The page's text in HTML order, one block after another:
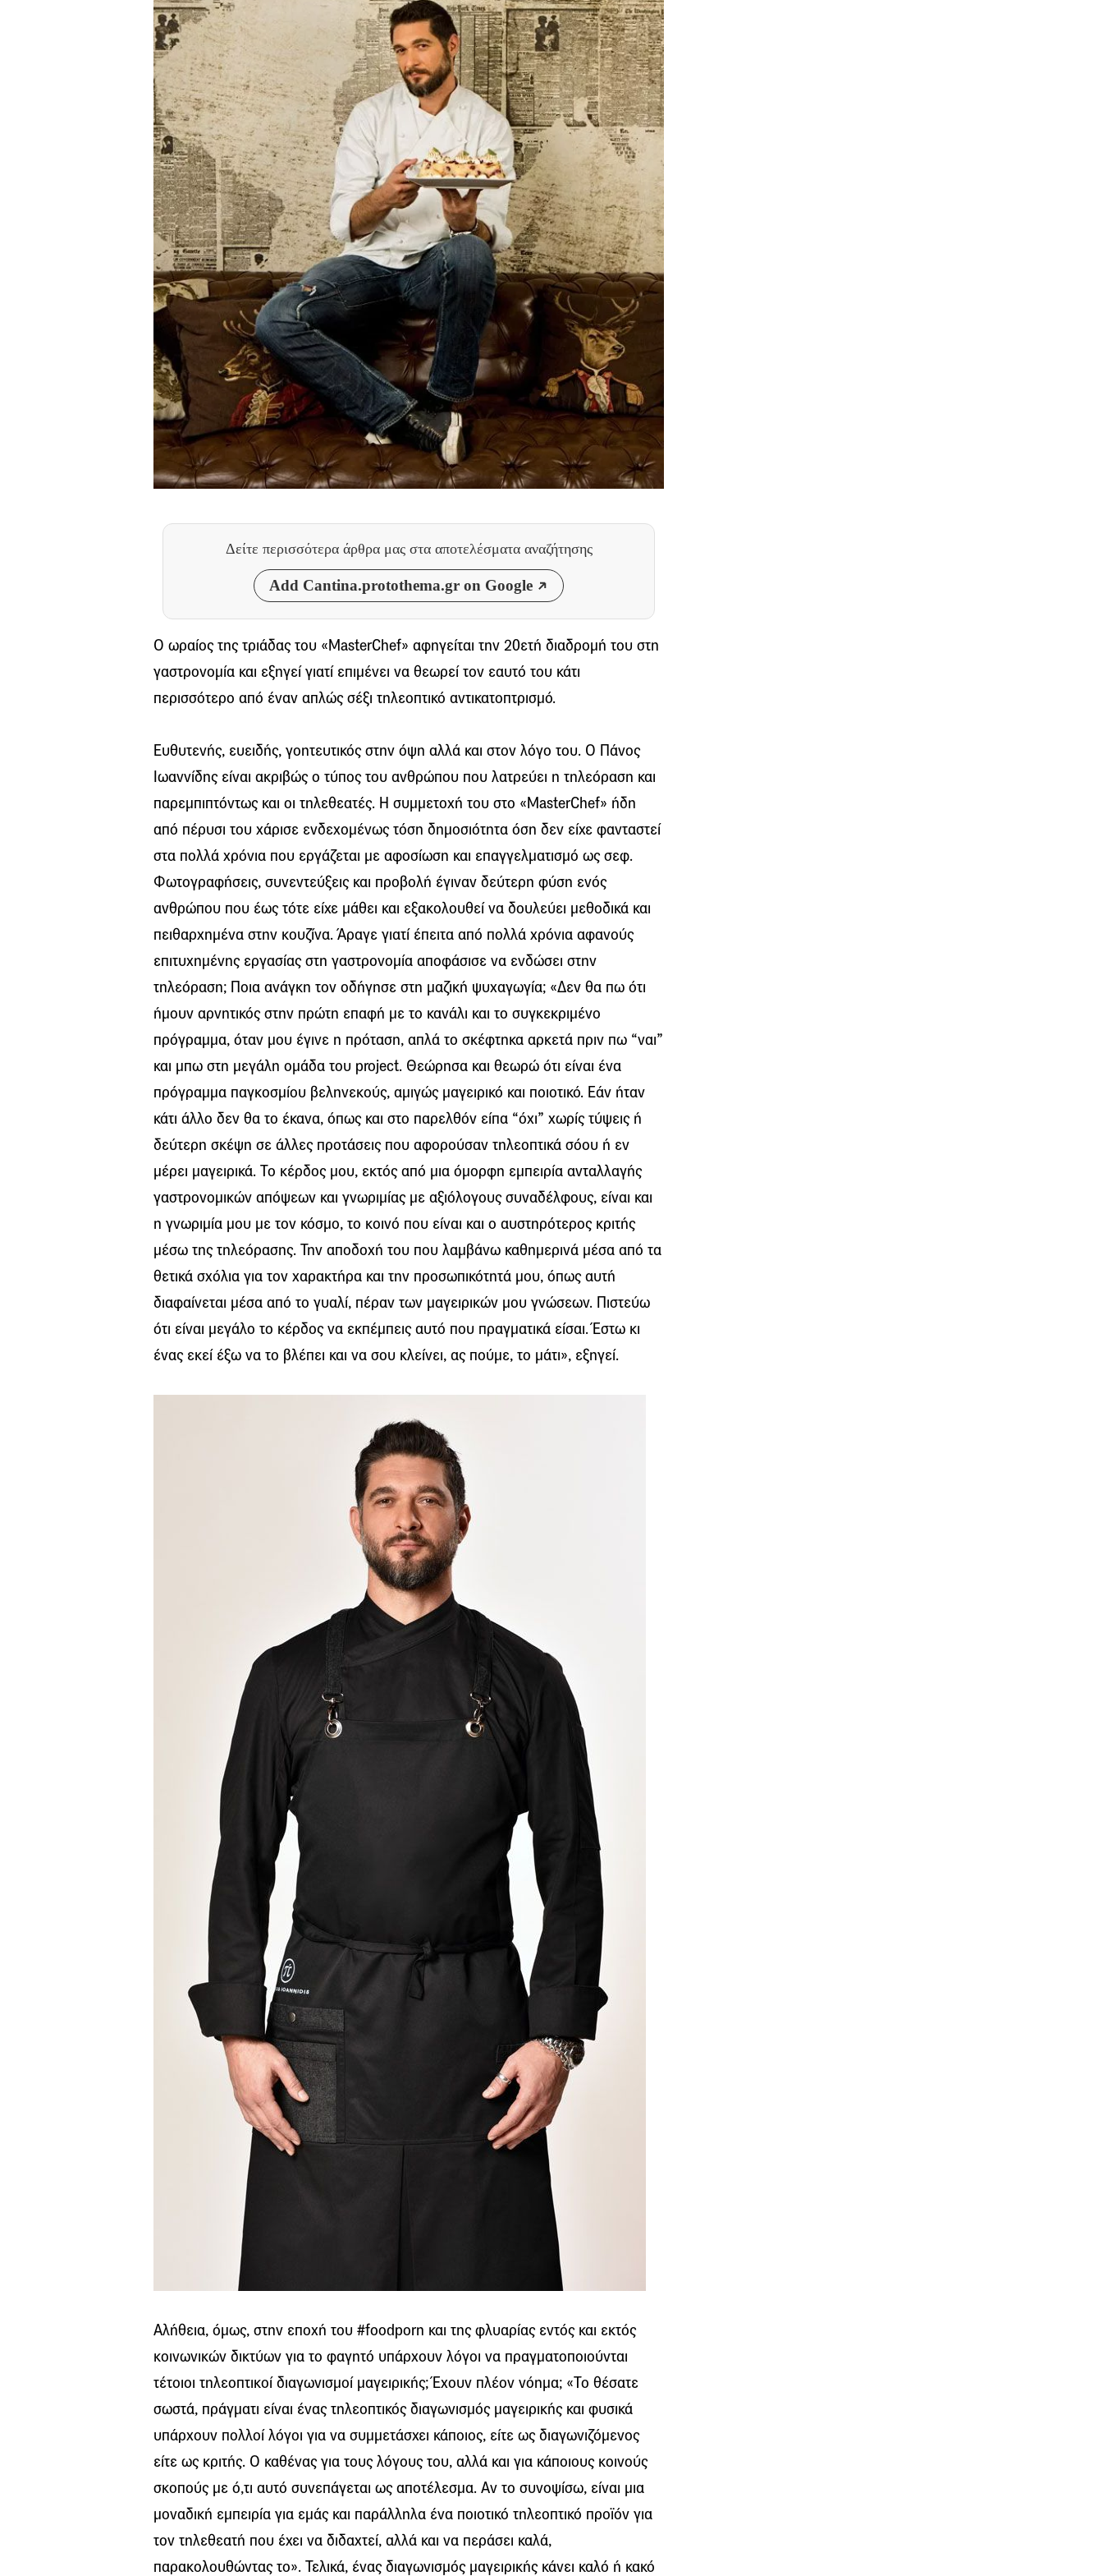
Δείτε περισσότερα άρθρα μας στα αποτελέσματα αναζήτησης
Add Cantina.protothema.gr on Google
Ο ωραίος της τριάδας του «MasterChef» αφηγείται την 20ετή διαδρομή του στη
γαστρονομία και εξηγεί γιατί επιμένει να θεωρεί τον εαυτό του κάτι
περισσότερο από έναν απλώς σέξι τηλεοπτικό αντικατοπτρισμό.
Ευθυτενής, ευειδής, γοητευτικός στην όψη αλλά και στον λόγο του. Ο Πάνος
Ιωαννίδης είναι ακριβώς ο τύπος του ανθρώπου που λατρεύει η τηλεόραση και
παρεμπιπτόντως και οι τηλεθεατές. Η συμμετοχή του στο «MasterChef» ήδη
από πέρυσι του χάρισε ενδεχομένως τόση δημοσιότητα όση δεν είχε φανταστεί
στα πολλά χρόνια που εργάζεται με αφοσίωση και επαγγελματισμό ως σεφ.
Φωτογραφήσεις, συνεντεύξεις και προβολή έγιναν δεύτερη φύση ενός
ανθρώπου που έως τότε είχε μάθει και εξακολουθεί να δουλεύει μεθοδικά και
πειθαρχημένα στην κουζίνα. Άραγε γιατί έπειτα από πολλά χρόνια αφανούς
επιτυχημένης εργασίας στη γαστρονομία αποφάσισε να ενδώσει στην
τηλεόραση; Ποια ανάγκη τον οδήγησε στη μαζική ψυχαγωγία; «Δεν θα πω ότι
ήμουν αρνητικός στην πρώτη επαφή με το κανάλι και το συγκεκριμένο
πρόγραμμα, όταν μου έγινε η πρόταση, απλά το σκέφτηκα αρκετά πριν πω “ναι”
και μπω στη μεγάλη ομάδα του project. Θεώρησα και θεωρώ ότι είναι ένα
πρόγραμμα παγκοσμίου βεληνεκούς, αμιγώς μαγειρικό και ποιοτικό. Εάν ήταν
κάτι άλλο δεν θα το έκανα, όπως και στο παρελθόν είπα “όχι” χωρίς τύψεις ή
δεύτερη σκέψη σε άλλες προτάσεις που αφορούσαν τηλεοπτικά σόου ή εν
μέρει μαγειρικά. Το κέρδος μου, εκτός από μια όμορφη εμπειρία ανταλλαγής
γαστρονομικών απόψεων και γνωριμίας με αξιόλογους συναδέλφους, είναι και
η γνωριμία μου με τον κόσμο, το κοινό που είναι και ο αυστηρότερος κριτής
μέσω της τηλεόρασης. Την αποδοχή του που λαμβάνω καθημερινά μέσα από τα
θετικά σχόλια για τον χαρακτήρα και την προσωπικότητά μου, όπως αυτή
διαφαίνεται μέσα από το γυαλί, πέραν των μαγειρικών μου γνώσεων. Πιστεύω
ότι είναι μεγάλο το κέρδος να εκπέμπεις αυτό που πραγματικά είσαι. Έστω κι
ένας εκεί έξω να το βλέπει και να σου κλείνει, ας πούμε, το μάτι», εξηγεί.
Αλήθεια, όμως, στην εποχή του #foodporn και της φλυαρίας εντός και εκτός
κοινωνικών δικτύων για το φαγητό υπάρχουν λόγοι να πραγματοποιούνται
τέτοιοι τηλεοπτικοί διαγωνισμοί μαγειρικής; Έχουν πλέον νόημα; «Το θέσατε
σωστά, πράγματι είναι ένας τηλεοπτικός διαγωνισμός μαγειρικής και φυσικά
υπάρχουν πολλοί λόγοι για να συμμετάσχει κάποιος, είτε ως διαγωνιζόμενος
είτε ως κριτής. Ο καθένας για τους λόγους του, αλλά και για κάποιους κοινούς
σκοπούς με ό,τι αυτό συνεπάγεται ως αποτέλεσμα. Αν το συνοψίσω, είναι μια
μοναδική εμπειρία για εμάς και παράλληλα ένα ποιοτικό τηλεοπτικό προϊόν για
τον τηλεθεατή που έχει να διδαχτεί, αλλά και να περάσει καλά,
παρακολουθώντας το». Τελικά, ένας διαγωνισμός μαγειρικής κάνει καλό ή κακό